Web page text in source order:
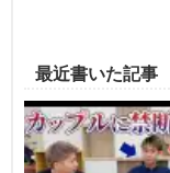
最近書いた記事